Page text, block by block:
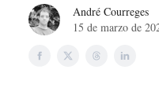
André Courreges
15 de marzo de